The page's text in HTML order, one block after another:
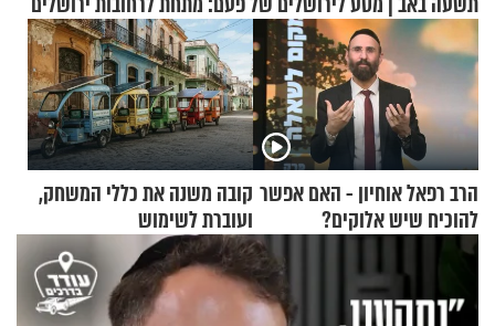
הרב רפאל אוחיון - האם אפשר
להוכיח שיש אלוקים?
קובה משנה את כללי המשחק,
ועוברת לשימוש
בתלת־אופנועים סולאריים